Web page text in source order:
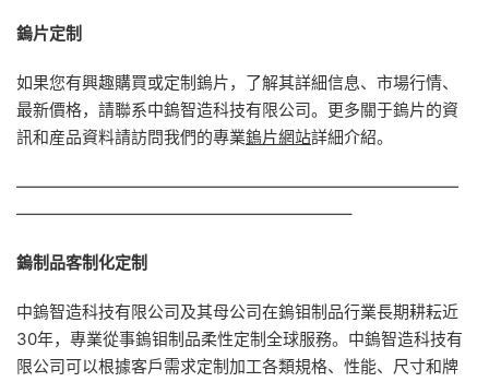
鎢片定制
如果您有興趣購買或定制鎢片，了解其詳細信息、市場行情、
最新價格，請聯系中鎢智造科技有限公司。更多關于鎢片的資
訊和産品資料請訪問我們的專業鎢片網站詳細介紹。
———————————————————————————
————————————————————–
鎢制品客制化定制
中鎢智造科技有限公司及其母公司在鎢钼制品行業長期耕耘近
30年，專業從事鎢钼制品柔性定制全球服務。中鎢智造科技有
限公司可以根據客戶需求定制加工各類規格、性能、尺寸和牌